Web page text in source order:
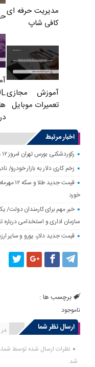
مدیریت حرفه ای
کافی شاپ
آموزش مجازی
تعمیرات موبایل
اخبار مرتبط
رکوردشکنی بورس تهران امروز ۱۲ مهر ۱۴۰۴| بازار سهام رونق گرفت
زخم کاری دلار به بازار
خورد
خبر مهم برای کارمندان
سازمان اداری و استخدامی درباره
قیمت جدید دلار، یورو و سایر ارزها ۱۲ مهر ۱۴۰۴/ تکان چهار هزار تومانی
برچسب ها :
ناموجود
ارسال نظر شما
انتشار یافته : 0
نظرات ارسال شده توسط
شد.